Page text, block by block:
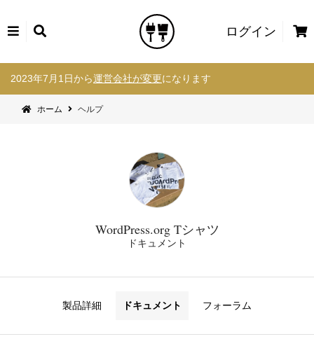
ログイン
カ
2023年7月1日から運営会社が変更になります
ホーム ヘルプ
WordPress.org Tシャツ
ドキュメント
製品詳細 ドキュメント フォーラム